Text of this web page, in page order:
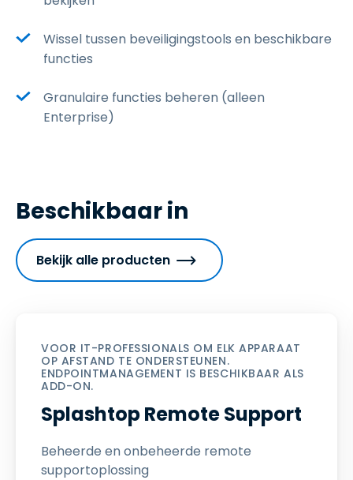
Wissel tussen beveiligingstools en beschikbare
functies
Granulaire functies beheren (alleen
Enterprise)
Beschikbaar in
Bekijk alle producten
VOOR IT-PROFESSIONALS OM ELK APPARAAT
OP AFSTAND TE ONDERSTEUNEN.
ENDPOINTMANAGEMENT IS BESCHIKBAAR ALS
ADD-ON.
Splashtop Remote Support
Beheerde en onbeheerde remote
supportoplossing